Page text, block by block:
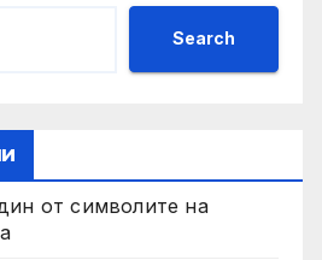
Search
от символите на